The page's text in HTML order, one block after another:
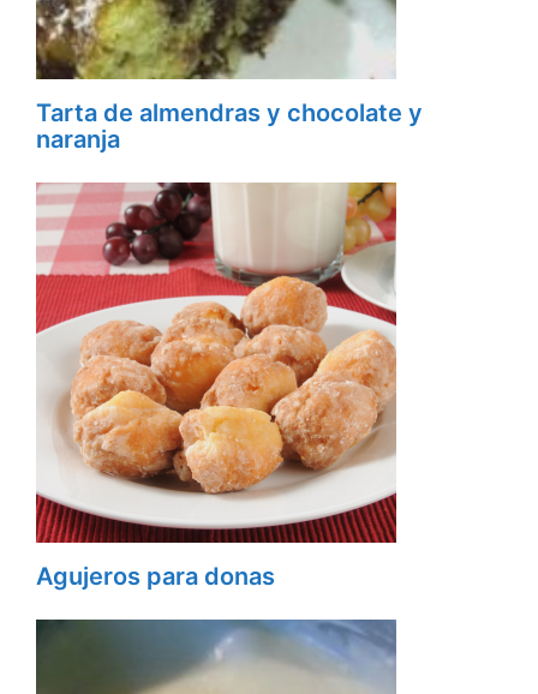
Tarta de almendras y chocolate y
naranja
Agujeros para donas